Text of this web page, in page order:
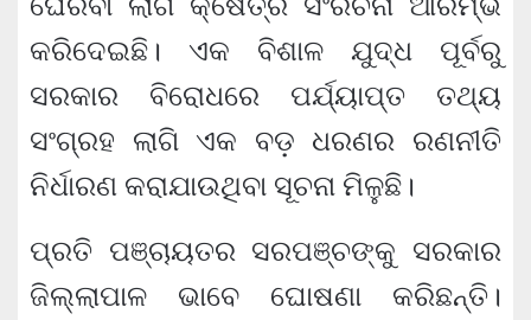
କରିଦେଇଛି। ଏକ ବିଶାଳ ଯୁଦ୍ଧ ପୂର୍ବରୁ
ସରକାର ବିରୋଧରେ ପର୍ଯ୍ୟାପ୍ତ ତଥ୍ୟ
ସଂଗ୍ରହ ଲାଗି ଏକ ବଡ଼ ଧରଣର ରଣନୀତି
ନିର୍ଧାରଣ କରାଯାଉଥିବା ସୂଚନା ମିଳୁଛି।
ପ୍ରତି ପଞ୍ଚାୟତର ସରପଞ୍ଚଙ୍କୁ ସରକାର
ଜିଲ୍ଲାପାଳ ଭାବେ ଘୋଷଣା କରିଛନ୍ତି।